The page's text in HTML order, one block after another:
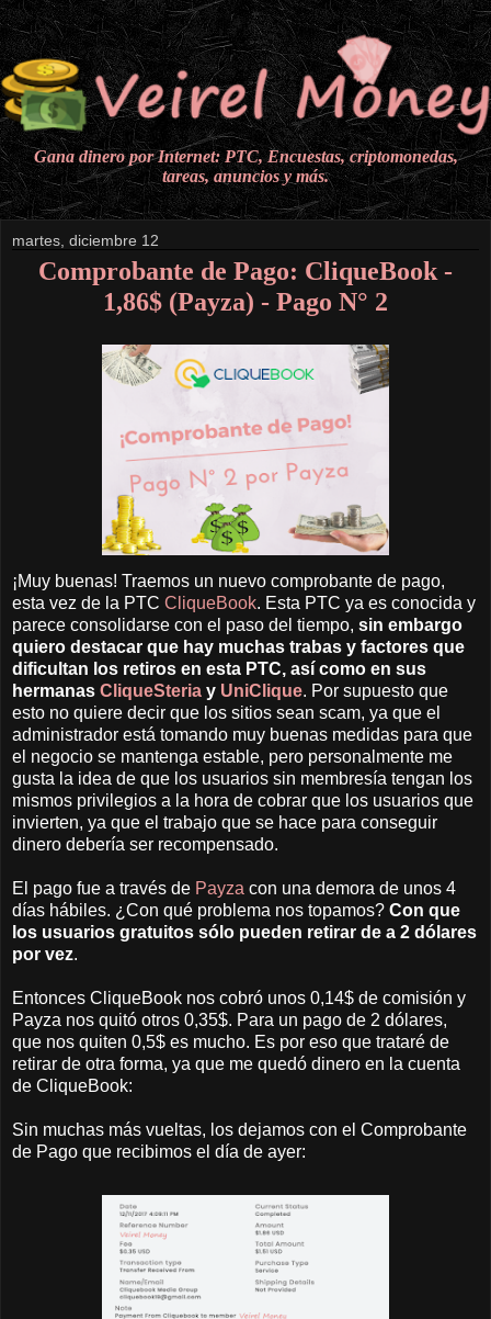
Gana dinero por Internet: PTC, Encuestas, criptomonedas,
tareas, anuncios y más.
martes, diciembre 12
Comprobante de Pago: CliqueBook -
1,86$ (Payza) - Pago N° 2
¡Muy buenas! Traemos un nuevo comprobante de pago,
esta vez de la PTC CliqueBook. Esta PTC ya es conocida y
parece consolidarse con el paso del tiempo, sin embargo
quiero destacar que hay muchas trabas y factores que
dificultan los retiros en esta PTC, así como en sus
hermanas CliqueSteria y UniClique. Por supuesto que
esto no quiere decir que los sitios sean scam, ya que el
administrador está tomando muy buenas medidas para que
el negocio se mantenga estable, pero personalmente me
gusta la idea de que los usuarios sin membresía tengan los
mismos privilegios a la hora de cobrar que los usuarios que
invierten, ya que el trabajo que se hace para conseguir
dinero debería ser recompensado.
El pago fue a través de Payza con una demora de unos 4
días hábiles. ¿Con qué problema nos topamos? Con que
los usuarios gratuitos sólo pueden retirar de a 2 dólares
por vez.
Entonces CliqueBook nos cobró unos 0,14$ de comisión y
Payza nos quitó otros 0,35$. Para un pago de 2 dólares,
que nos quiten 0,5$ es mucho. Es por eso que trataré de
retirar de otra forma, ya que me quedó dinero en la cuenta
de CliqueBook:
Sin muchas más vueltas, los dejamos con el Comprobante
de Pago que recibimos el día de ayer: